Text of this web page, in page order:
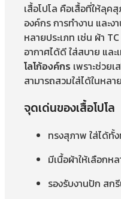
เสื้อโปโล คือเสื้อที่ให้ลุค
องค์กร การทำงาน และ
หลายประเภท เช่น ผ้า
อากาศได้ดี ใส่สบาย และ
โลโก้องค์กร เพราะช่วย
สามารถสวมใส่ได้ในหลา
จุดเด่นของเสื้อโปโล
ทรงสุภาพ ใส่ได้ทั้
มีเนื้อผ้าให้เลือกห
รองรับงานปัก สก